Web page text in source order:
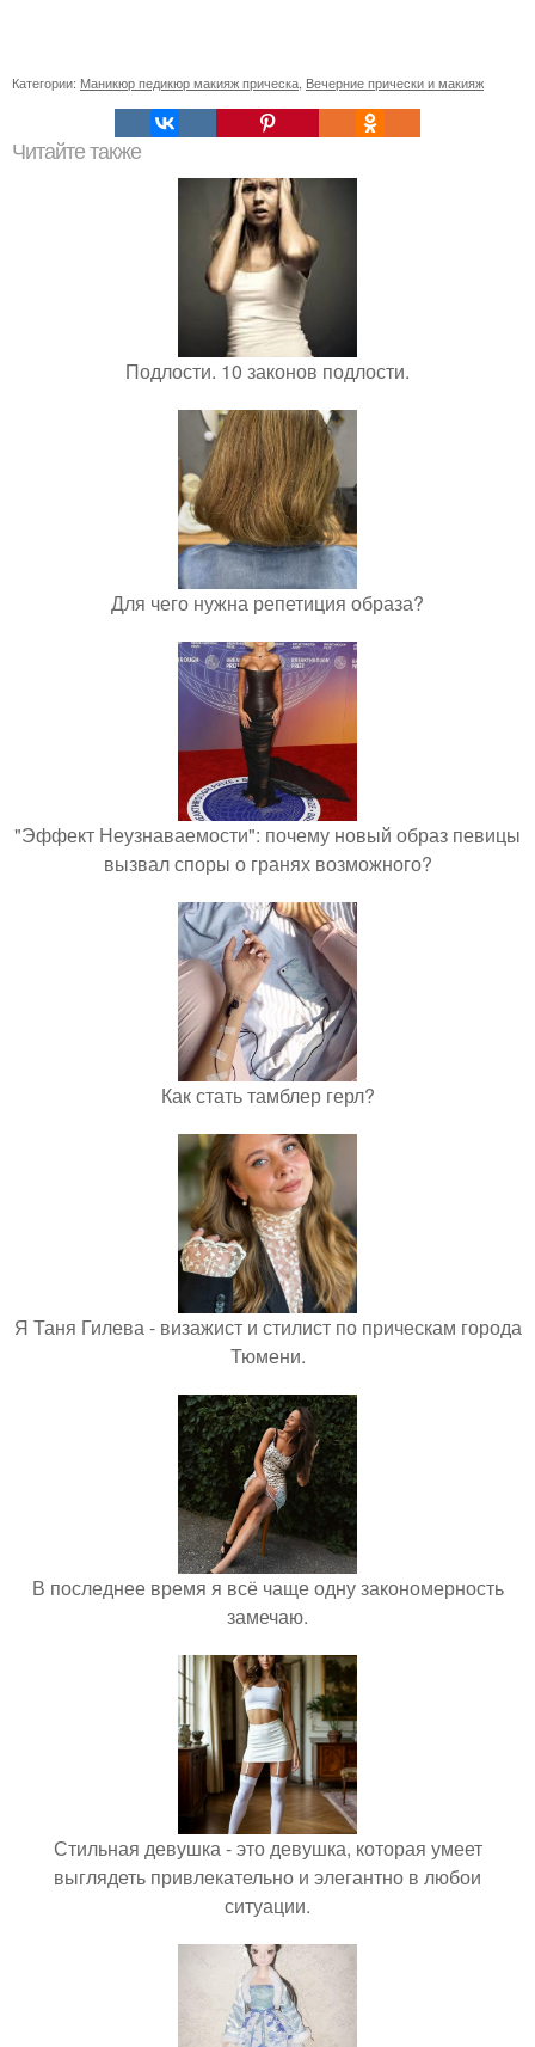
Категории: Маникюр педикюр макияж прическа Вечерние прически и макияж
Читайте также
Подлости. 10 законов подлости.
Для чего нужна репетиция образа?
"Эффект Неузнаваемости": почему новый образ певицы
вызвал споры о гранях возможного?
Как стать тамблер герл?
Я Таня Гилева - визажист и стилист по прическам города
Тюмени.
В последнее время я всё чаще одну закономерность
замечаю.
Стильная девушка - это девушка, которая умеет
выглядеть привлекательно и элегантно в любои
ситуации.